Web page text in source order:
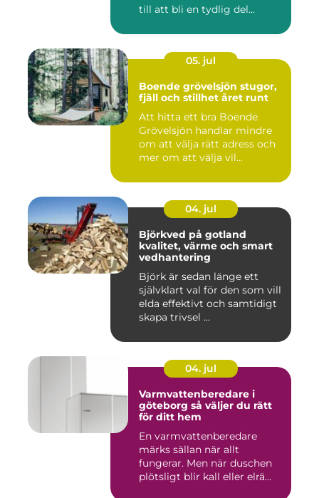
till att bli en tydlig del...
05. jul
Boende grövelsjön stugor,
fjäll och stillhet året runt
Att hitta ett bra Boende
Grövelsjön handlar mindre
om att välja rätt adress och
mer om att välja vil...
04. jul
Björkved på gotland
kvalitet, värme och smart
vedhantering
Björk är sedan länge ett
självklart val för den som vill
elda effektivt och samtidigt
skapa trivsel ...
04. jul
Varmvattenberedare i
göteborg så väljer du rätt
för ditt hem
En varmvattenberedare
märks sällan när allt
fungerar. Men när duschen
plötsligt blir kall eller elrä...